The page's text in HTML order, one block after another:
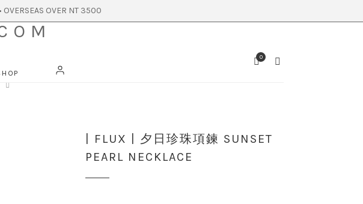
NT 3500
SEARCH
0
| FLUX | 夕日珍珠項鍊 SUNSET
PEARL NECKLACE